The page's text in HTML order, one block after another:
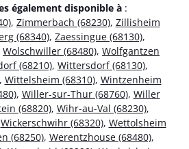
également disponible à :
, Zimmerbach (68230), Zillisheim
(68340), Zaessingue (68130),
Wolschwiller (68480), Wolfgantzen
(68210), Wittersdorf (68130),
Wittelsheim (68310), Wintzenheim
, Willer-sur-Thur (68760), Willer
(68820), Wihr-au-Val (68230),
Wickerschwihr (68320), Wettolsheim
(68250), Werentzhouse (68480),